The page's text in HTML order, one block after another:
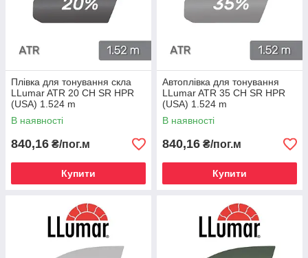
Плівка для тонування скла
LLumar ATR 20 CH SR HPR
(USA) 1.524 m
В наявності
840,16 ₴/пог.м
Купити
Автоплівка для тонування
LLumar ATR 35 CH SR HPR
(USA) 1.524 m
В наявності
840,16 ₴/пог.м
Купити